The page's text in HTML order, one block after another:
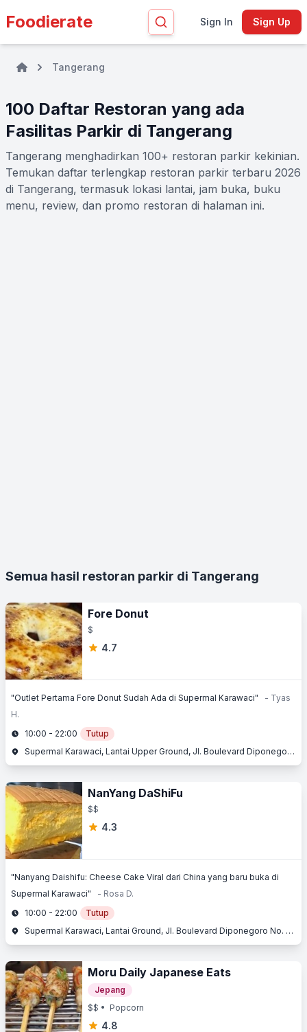
Foodierate Sign In Sign Up
Tangerang
100 Daftar Restoran yang ada
Fasilitas Parkir di Tangerang
Tangerang menghadirkan 100+ restoran parkir kekinian.
Temukan daftar terlengkap restoran parkir terbaru 2026
di Tangerang, termasuk lokasi lantai, jam buka, buku
menu, review, dan promo restoran di halaman ini.
Semua hasil restoran parkir di Tangerang
Fore Donut
$
4.7
"Outlet Pertama Fore Donut Sudah Ada di Supermal Karawaci"
- Tyas
H.
10:00 - 22:00
Tutup
Supermal Karawaci, Lantai Upper Ground, Jl. Boulevard Diponegoro No. 105, Karawaci, Tangerang, Banten
NanYang DaShiFu
$$
4.3
"Nanyang Daishifu: Cheese Cake Viral dari China yang baru buka di
Supermal Karawaci"
- Rosa D.
10:00 - 22:00
Tutup
Supermal Karawaci, Lantai Ground, Jl. Boulevard Diponegoro No. 105, Karawaci, Tangerang, Banten
Moru Daily Japanese Eats
Jepang
$$ • Popcorn
4.8